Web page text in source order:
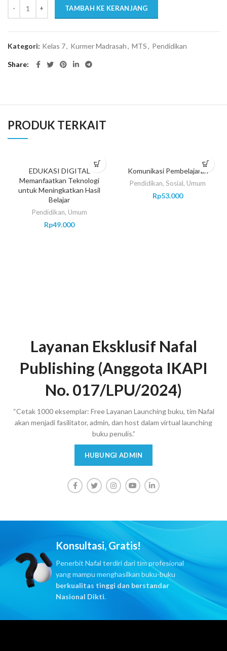
TAMBAH KE KERANJANG
Kategori: Kelas 7, Kurmer Madrasah, MTS, Pendidikan
Share
PRODUK TERKAIT
EDUKASI DIGITAL
Memanfaatkan Teknologi
untuk Meningkatkan Hasil
Belajar
Pendidikan, Umum
Rp49.000
Komunikasi Pembelajaran
Pendidikan, Sosial, Umum
Rp53.000
Layanan Eksklusif Nafal
Publishing (Anggota IKAPI
No. 017/LPU/2024)
“Cetak 1000 eksemplar: Free Layanan Launching buku, tim Nafal
akan menjadi fasilitator, admin, dan host dalam virtual launching
buku penulis.”
HUBUNGI ADMIN
Konsultasi, Gratis!
Penerbit Nafal terdiri dari tim profesional
yang mampu menghasilkan buku-buku
berkualitas tinggi dan berstandar
Nasional Dikti.